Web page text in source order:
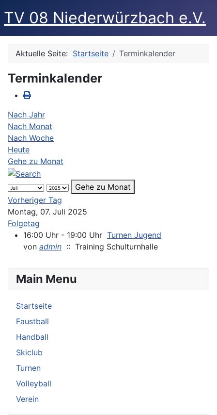
TV 08 Niederwürzbach e.V.
Aktuelle Seite: Startseite Terminkalender
Terminkalender
Nach Jahr
Nach Monat
Nach Woche
Heute
Gehe zu Monat
Gehe zu Monat
Vorheriger Tag
Montag, 07. Juli 2025
Folgetag
16:00 Uhr - 19:00 Uhr Turnen Jugend
von admin :: Training Schulturnhalle
Main Menu
Startseite
Faustball
Handball
Skiclub
Turnen
Volleyball
Verein